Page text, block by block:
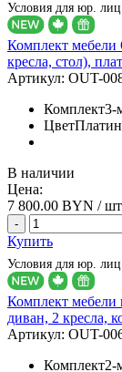
Условия для юр. лиц
Комплект
кресла, стол),
Артикул: OUT-
Комплект3-
Цвет
В наличии
Цена:
7 800.00 BYN / шт
-
Купить
Условия для юр. лиц
Комплект мебели
диван, 2 кресла,
Артикул: OUT-
Комплект2-